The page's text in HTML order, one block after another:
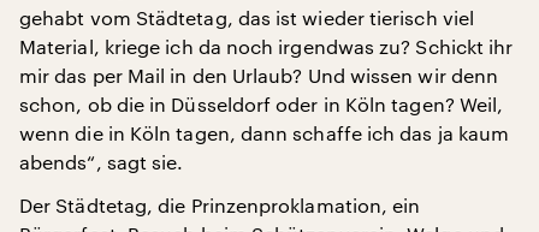
gehabt vom Städtetag, das ist wieder tierisch viel
Material, kriege ich da noch irgendwas zu? Schickt ihr
mir das per Mail in den Urlaub? Und wissen wir denn
schon, ob die in Düsseldorf oder in Köln tagen? Weil,
wenn die in Köln tagen, dann schaffe ich das ja kaum
abends“, sagt sie.
Der Städtetag, die Prinzenproklamation, ein